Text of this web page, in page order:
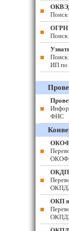
ОГРН
ИП
ФНС
ОКДП
ОКП